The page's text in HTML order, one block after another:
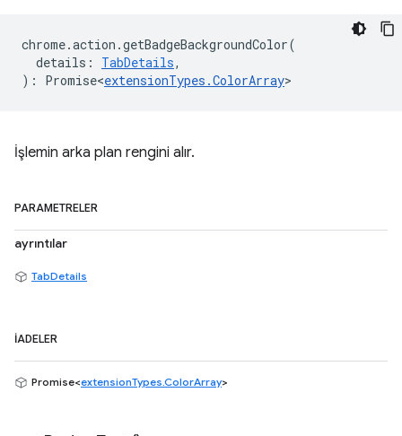
chrome.action .getBadgeBackgroundColor(
details : TabDetails,
) : Promise<extensionTypes .ColorArray>
İşlemin arka plan rengini alır.
PARAMETRELER
ayrıntılar
TabDetails
İADELER
Promise<extensionTypes.ColorArray>